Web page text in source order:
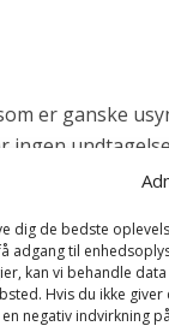
dig de bedste
adgang til
kan vi behandle
Hvis du ikke
negativ indvirkning
er ganske
ingen
og kaninen
vil svampen
og
og man ser